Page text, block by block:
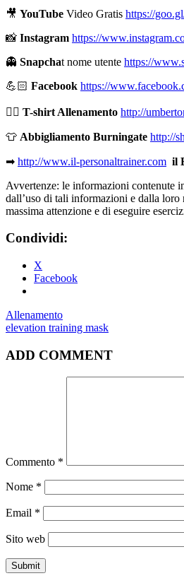
🎥 YouTube Video Gratis https://
📸 Instagram https://
👻 Snapchat nome utente https://
💪🏻 Facebook https://
🏋🏻 T-shirt Allenamento http://
👕 Abbigliamento Burningate http://
➡ http://www.il-personaltrainer.com il
Avvertenze: le informazioni contenute
dall’uso di tali informazioni e dalla loro
massima attenzione e di eseguire
Condividi:
X
Facebook
Allenamento
elevation training mask
ADD COMMENT
Commento *
Nome *
Email *
Sito web